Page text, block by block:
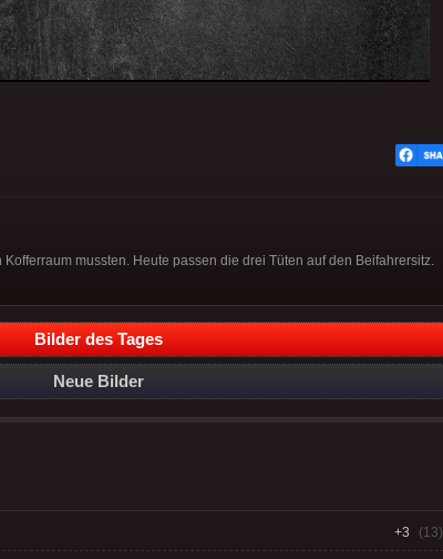
mussten. Heute passen die drei Tüten auf den Beifahrersitz.
Bilder des Tages
Neue Bilder
+3 (13)